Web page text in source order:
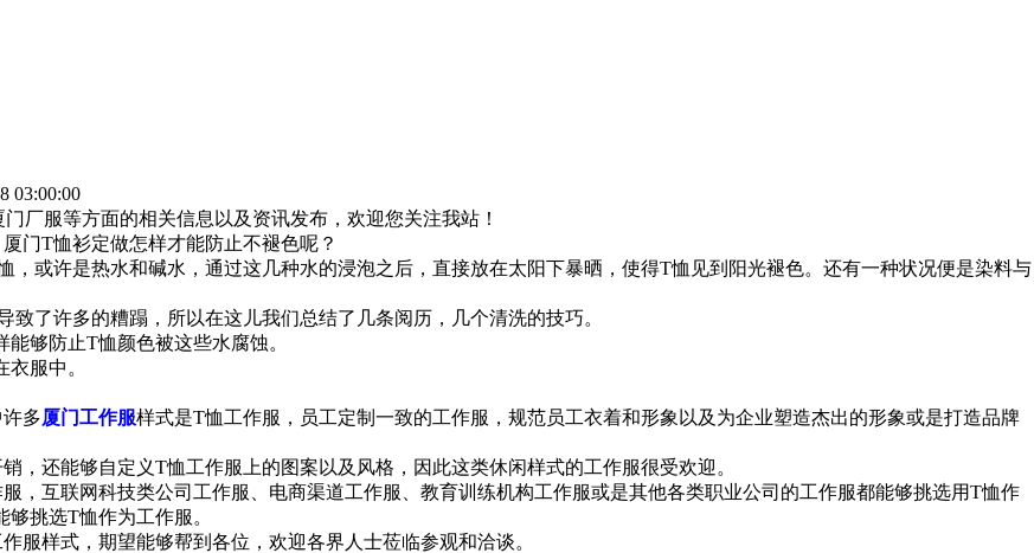
03:00:00
厂服等方面的相关信息以及资讯发布，欢迎您关注我站！
T恤衫定做怎样才能防止不褪色呢？
许是热水和碱水，通过这几种水的浸泡之后，直接放在太阳下暴晒，使得T恤见到阳光褪色。还有一种状况便是染料与
许多的糟蹋，所以在这儿我们总结了几条阅历，几个清洗的技巧。
够防止T恤颜色被这些水腐蚀。
服中。
多厦门工作服样式是T恤工作服，员工定制一致的工作服，规范员工衣着和形象以及为企业塑造杰出的形象或是打造品牌
还能够自定义T恤工作服上的图案以及风格，因此这类休闲样式的工作服很受欢迎。
互联网科技类公司工作服、电商渠道工作服、教育训练机构工作服或是其他各类职业公司的工作服都能够挑选用T恤作
挑选T恤作为工作服。
样式，期望能够帮到各位，欢迎各界人士莅临参观和洽谈。